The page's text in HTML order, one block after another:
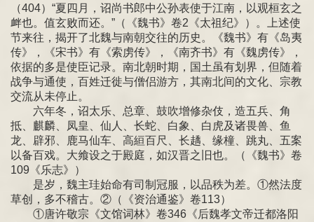
（404）“夏四月，诏尚书郎中公孙表使于江南，以观桓玄之
衅也。值玄败而还。”（《魏书》卷2《太祖纪》）。上述使
节来往，揭开了北魏与南朝交往的历史。《魏书》有《岛夷
传》，《宋书》有《索虏传》，《南齐书》有《魏虏传》，
依据的多是使臣记录。南北朝时期，国土虽有划界，但随着
战争与通使，百姓迁徙与僧侣游方，其南北间的文化、宗教
交流从未停止。
六年冬，诏太乐、总章、鼓吹增修杂伎，造五兵、角
抵、麒麟、凤皇、仙人、长蛇、白象、白虎及诸畏兽、鱼
龙、辟邪、鹿马仙车、高絙百尺、长趫、缘橦、跳丸、五案
以备百戏。大飨设之于殿庭，如汉晋之旧也。（《魏书》卷
109《乐志》）
是岁，魏主珪始命有司制冠服，以品秩为差。①然法度
草创，多不稽古。②（《资治通鉴》卷113）
①唐许敬宗《文馆词林》卷346《后魏孝文帝迁都洛阳